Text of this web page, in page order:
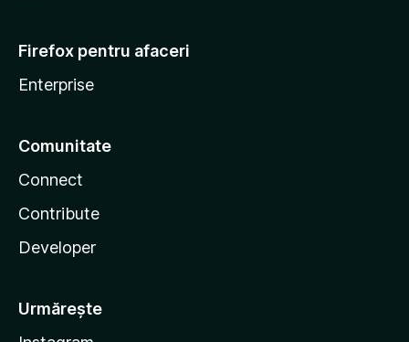
Firefox pentru afaceri
Enterprise
Comunitate
Connect
Contribute
Developer
Urmărește